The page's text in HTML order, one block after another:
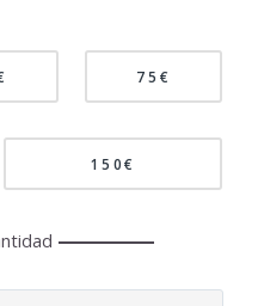
75€
150€